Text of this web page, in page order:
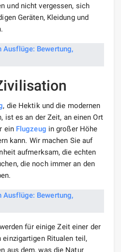
und nicht vergessen, sich
Geräten, Kleidung und
, die Hektik und die modernen
ist es an der Zeit, an einen Ort
ein Flugzeug in großer Höhe
kann. Wir machen Sie auf
aufmerksam, die echten
die noch immer an den
für einige Zeit einer der
einzigartigen Ritualen teil,
aus dem, was die Natur